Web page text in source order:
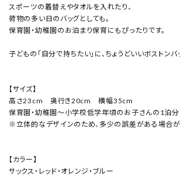
スポーツの着替えやタオルを入れたり、
荷物の多い日のバッグとしても。
保育園・幼稚園のお泊まり保育にもぴったりです。
子どもの「自分で持ちたい」に、ちょうどいいボストンバ
【サイズ】
高さ23cm 奥行き20cm 横幅35cm
保育園・幼稚園〜小学校低学年頃のお子さんの1泊分
※立体的なデザインのため、多少の誤差がある場合が
【カラー】
サックス・レッド・オレンジ・ブルー